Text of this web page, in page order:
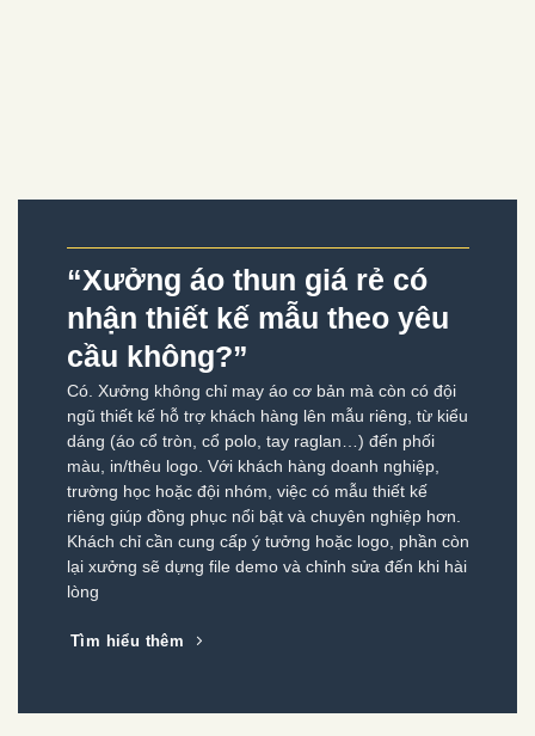
“Xưởng áo thun giá rẻ có
nhận thiết kế mẫu theo yêu
cầu không?”
Có. Xưởng không chỉ may áo cơ bản mà còn có đội
ngũ thiết kế hỗ trợ khách hàng lên mẫu riêng, từ kiểu
dáng (áo cổ tròn, cổ polo, tay raglan…) đến phối
màu, in/thêu logo. Với khách hàng doanh nghiệp,
trường học hoặc đội nhóm, việc có mẫu thiết kế
riêng giúp đồng phục nổi bật và chuyên nghiệp hơn.
Khách chỉ cần cung cấp ý tưởng hoặc logo, phần còn
lại xưởng sẽ dựng file demo và chỉnh sửa đến khi hài
lòng
Tìm hiểu thêm